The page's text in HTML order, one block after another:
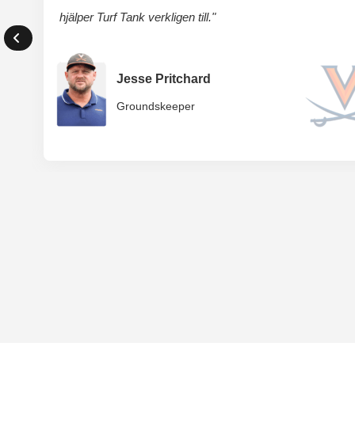
hjälper Turf Tank verkligen till."
Jesse Pritchard
Groundskeeper